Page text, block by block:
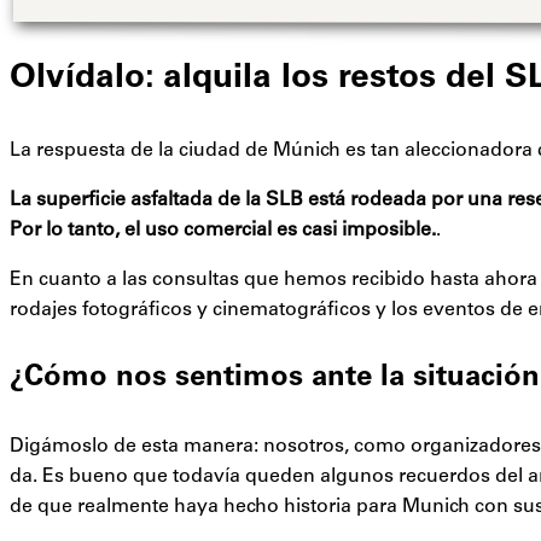
Olvídalo: alquila los restos del
La respuesta de la ciudad de Múnich es tan
La superficie asfaltada de la SLB está rodeada por una
Por lo tanto, el uso comercial es casi imposible..
En cuanto a las consultas que hemos recibido hasta
rodajes fotográficos y cinematográficos y los eventos de
¿Cómo nos sentimos ante la
Digámoslo de esta manera: nosotros, como
da. Es bueno que todavía queden algunos recuerdos del
de que realmente haya hecho historia para Munich con